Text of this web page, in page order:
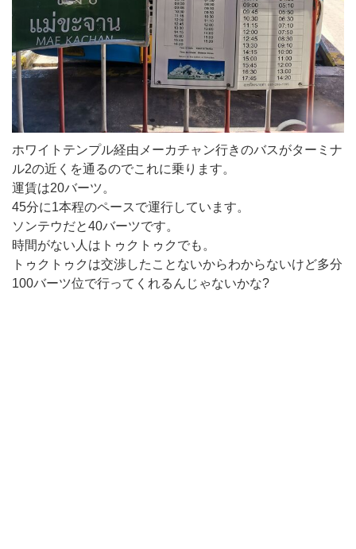
ホワイトテンプル経由メーカチャン行きのバスがターミナ
ル2の近くを通るのでこれに乗ります。
運賃は20バーツ。
45分に1本程のペースで運行しています。
ソンテウだと40バーツです。
時間がない人はトゥクトゥクでも。
トゥクトゥクは交渉したことないからわからないけど多分
100バーツ位で行ってくれるんじゃないかな?